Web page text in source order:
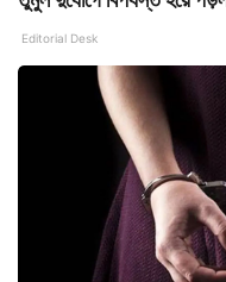
Editorial Desk